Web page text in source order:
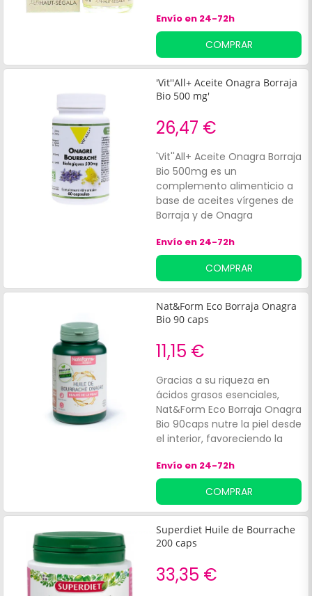
Indicado para todo tipo de
piel.
Envío en 24-72h
COMPRAR
'Vit''All+ Aceite Onagra Borraja
Bio 500 mg'
26,47 €
'Vit''All+ Aceite Onagra Borraja
Bio 500mg es un
complemento alimenticio a
base de aceites vírgenes de
Borraja y de Onagra
prensado en frío, sin
utilización de disolventes
para preservar sus cualidades
nutricionales y sus
propiedades. El aceite de
Onagra participa en:La
hormonal'
Envío en 24-72h
COMPRAR
Nat&Form Eco Borraja Onagra
Bio 90 caps
11,15 €
Gracias a su riqueza en
ácidos grasos esenciales,
Nat&Form Eco Borraja Onagra
Bio 90caps nutre la piel desde
el interior, favoreciendo la
natural. Sus beneficios
incluyen:Mejora de la textura
cutánea.
Envío en 24-72h
COMPRAR
Superdiet Huile de Bourrache
200 caps
33,35 €